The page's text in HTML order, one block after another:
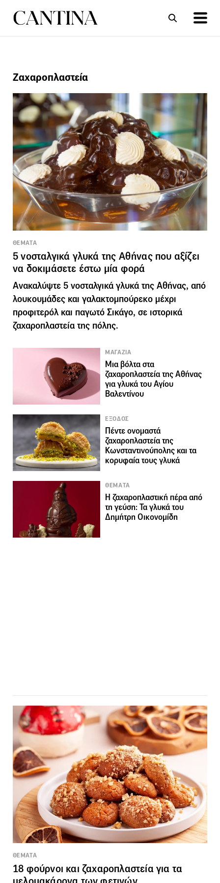
ΣΥΝΤΑΓΕΣ
Ζαχαροπλαστεία
ΘΕΜΑΤΑ
5 νοσταλγικά γλυκά της Αθήνας που αξίζει
να δοκιμάσετε έστω μία φορά
Ανακαλύψτε 5 νοσταλγικά γλυκά της Αθήνας, από
λουκουμάδες και γαλακτομπούρεκο μέχρι
προφιτερόλ και παγωτό Σικάγο, σε ιστορικά
ζαχαροπλαστεία της πόλης.
ΜΑΓΑΖΙΑ
Μια βόλτα στα
ζαχαροπλαστεία της Αθήνας
για γλυκά του Αγίου
Βαλεντίνου
ΕΞΟΔΟΣ
Πέντε ονομαστά
ζαχαροπλαστεία της
Κωνσταντινούπολης και τα
κορυφαία τους γλυκά
ΘΕΜΑΤΑ
Η ζαχαροπλαστική πέρα από
τη γεύση: Τα γλυκά του
Δημήτρη Οικονομίδη
ΘΕΜΑΤΑ
18 φούρνοι και ζαχαροπλαστεία για τα